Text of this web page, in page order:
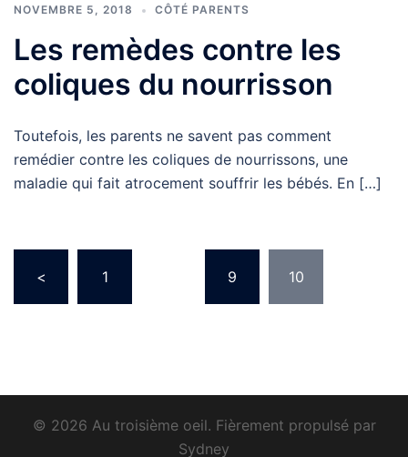
NOVEMBRE 5, 2018 CÔTÉ PARENTS
Les remèdes contre les
coliques du nourrisson
Toutefois, les parents ne savent pas comment
remédier contre les coliques de nourrissons, une
maladie qui fait atrocement souffrir les bébés. En […]
des
publications
< 1 9 10
© 2026 Au troisième oeil. Fièrement propulsé par
Sydney